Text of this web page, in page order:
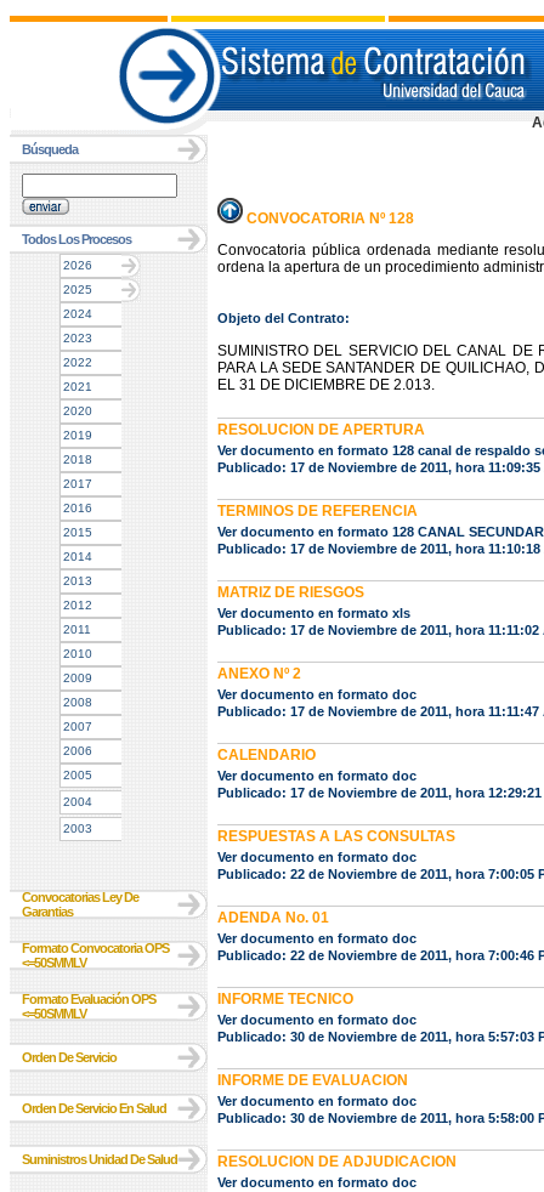
Búsqueda
Todos Los Procesos
2026
2025
2024
2023
2022
2021
2020
2019
2018
2017
2016
2015
2014
2013
2012
2011
2010
2009
2008
2007
2006
2005
2004
2003
Convocatorias Ley De
Garantias
Formato Convocatoria OPS
<=50SMMLV
Formato Evaluación OPS
<=50SMMLV
Orden De Servicio
Orden De Servicio En Salud
Suministros Unidad De Salud
CONVOCATORIA Nº 128
Convocatoria pública ordenada mediante
ordena la apertura de un procedimiento
Objeto del Contrato:
SUMINISTRO DEL SERVICIO DEL CANAL DE
PARA LA SEDE SANTANDER DE
EL 31 DE DICIEMBRE DE 2.013.
RESOLUCION DE APERTURA
Ver documento en formato 128 canal de respaldo
Publicado: 17 de Noviembre de 2011, hora 11:09:35
TERMINOS DE REFERENCIA
Ver documento en formato 128 CANAL
Publicado: 17 de Noviembre de 2011, hora 11:10:18
MATRIZ DE RIESGOS
Ver documento en formato xls
Publicado: 17 de Noviembre de 2011, hora 11:11:02
ANEXO Nº 2
Ver documento en formato doc
Publicado: 17 de Noviembre de 2011, hora 11:11:47
CALENDARIO
Ver documento en formato doc
Publicado: 17 de Noviembre de 2011, hora 12:29:21
RESPUESTAS A LAS CONSULTAS
Ver documento en formato doc
Publicado: 22 de Noviembre de 2011, hora 7:00:05
ADENDA No. 01
Ver documento en formato doc
Publicado: 22 de Noviembre de 2011, hora 7:00:46
INFORME TECNICO
Ver documento en formato doc
Publicado: 30 de Noviembre de 2011, hora 5:57:03
INFORME DE EVALUACION
Ver documento en formato doc
Publicado: 30 de Noviembre de 2011, hora 5:58:00
RESOLUCION DE ADJUDICACION
Ver documento en formato doc